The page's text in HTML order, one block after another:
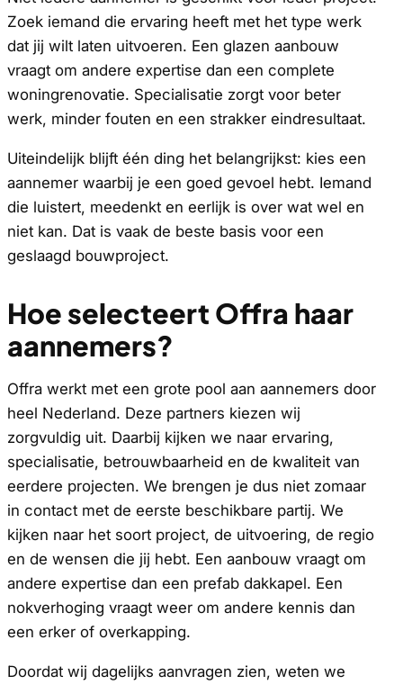
Zoek iemand die ervaring heeft met het type werk
dat jij wilt laten uitvoeren. Een glazen aanbouw
vraagt om andere expertise dan een complete
woningrenovatie. Specialisatie zorgt voor beter
werk, minder fouten en een strakker eindresultaat.
Uiteindelijk blijft één ding het belangrijkst: kies een
aannemer waarbij je een goed gevoel hebt. Iemand
die luistert, meedenkt en eerlijk is over wat wel en
niet kan. Dat is vaak de beste basis voor een
geslaagd bouwproject.
Hoe selecteert Offra haar
aannemers?
Offra werkt met een grote pool aan aannemers door
heel Nederland. Deze partners kiezen wij
zorgvuldig uit. Daarbij kijken we naar ervaring,
specialisatie, betrouwbaarheid en de kwaliteit van
eerdere projecten. We brengen je dus niet zomaar
in contact met de eerste beschikbare partij. We
kijken naar het soort project, de uitvoering, de regio
en de wensen die jij hebt. Een aanbouw vraagt om
andere expertise dan een prefab dakkapel. Een
nokverhoging vraagt weer om andere kennis dan
een erker of overkapping.
Doordat wij dagelijks aanvragen zien, weten we